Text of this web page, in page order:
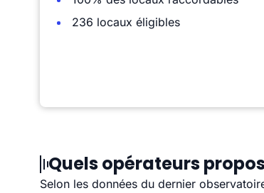
236 locaux éligibles
Quels opérateurs
Selon les données du dernier